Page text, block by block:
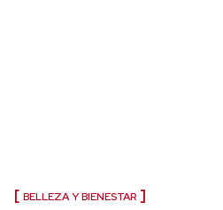
BELLEZA Y BIENESTAR